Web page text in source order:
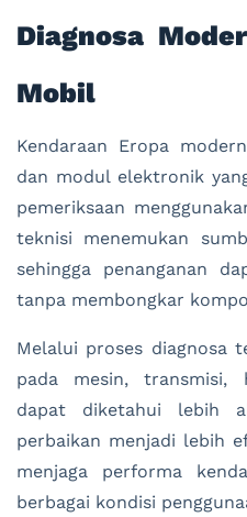
Diagnosa
Mobil
Kendaraan Eropa
dan modul elektronik
pemeriksaan
teknisi menemukan
sehingga penanganan
tanpa membongkar
Melalui proses diagnosa
pada mesin, transmisi,
dapat diketahui lebih
perbaikan menjadi lebih
menjaga performa
berbagai kondisi